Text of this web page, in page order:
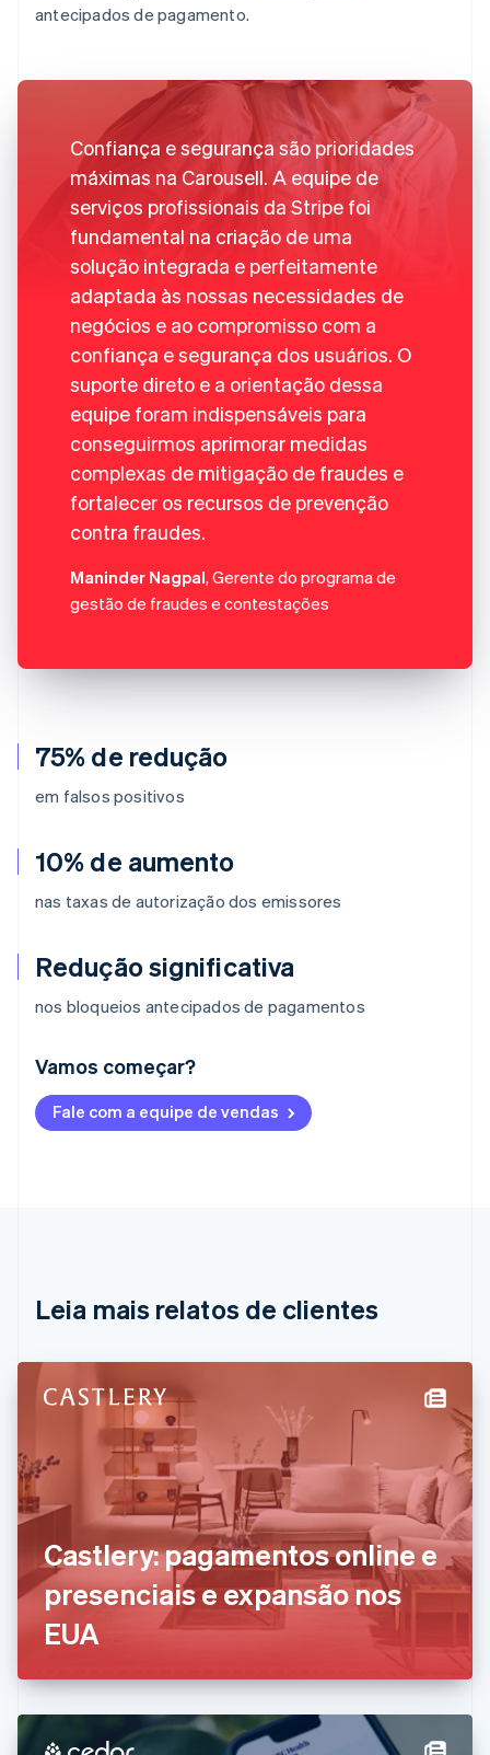
75% de redução
em falsos positivos
10% de aumento
nas taxas de autorização dos emissores
Redução significativa
nos bloqueios antecipados de pagamentos
Vamos começar?
Fale com a equipe de vendas
antecipados de pagamento.
Confiança e segurança são prioridades
máximas na Carousell. A equipe de
serviços profissionais da Stripe foi
fundamental na criação de uma
solução integrada e perfeitamente
adaptada às nossas necessidades de
negócios e ao compromisso com a
confiança e segurança dos usuários. O
suporte direto e a orientação dessa
equipe foram indispensáveis para
conseguirmos aprimorar medidas
complexas de mitigação de fraudes e
fortalecer os recursos de prevenção
contra fraudes.
Maninder Nagpal, Gerente do programa de
gestão de fraudes e contestações
Leia mais relatos de clientes
Castlery: pagamentos online e
presenciais e expansão nos
EUA
DeutschEnglish
Austrália
Bulgária
China continental
English
English
Croácia
EnglishItaliano
Dinamarca
English
Emirados Árabes Unidos
English
Eslováquia
English
EnglishItaliano
Espanha
English